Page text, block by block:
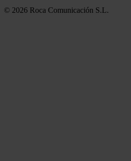
© 2026 Roca Comunicación S.L.